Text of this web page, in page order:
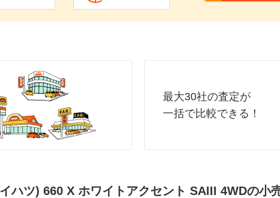
最大30社の査定が
一括で比較できる！
ハツ) 660 X ホワイトアクセント SAIII 4WDの小